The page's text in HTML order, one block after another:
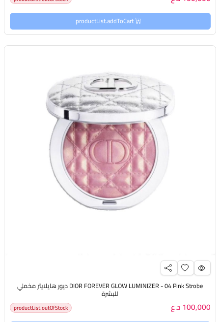
productList.addToCart
DIOR FOREVER GLOW LUMINIZER - 04 Pink Strobe ديور هايلايتر مخملي
للبشرة
100,000 د.ع productList.outOfStock